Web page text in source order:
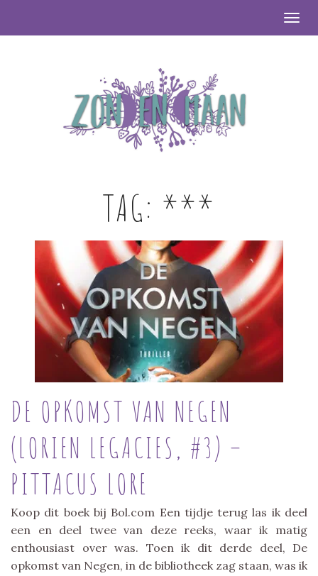
TAG: ***
DE OPKOMST VAN NEGEN
(LORIEN LEGACIES, #3) –
PITTACUS LORE
Koop dit boek bij Bol.com Een tijdje terug las ik deel
een en deel twee van deze reeks, waar ik matig
enthousiast over was. Toen ik dit derde deel, De
opkomst van Negen, in de bibliotheek zag staan, was ik